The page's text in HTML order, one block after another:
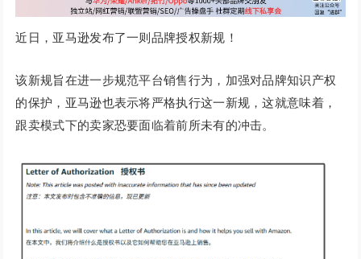
近日，亚马逊发布了一则品牌授权新规！
该新规旨在进一步规范平台销售行为，加强对品牌知识产权
的保护，亚马逊也表示将严格执行这一新规，这就意味着，
跟卖模式下的卖家恐要面临着前所未有的冲击。